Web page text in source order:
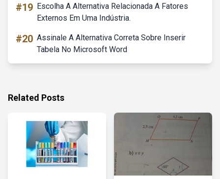
#19 Escolha A Alternativa Relacionada A Fatores
Externos Em Uma Indústria.
#20 Assinale A Alternativa Correta Sobre Inserir
Tabela No Microsoft Word
Related Posts